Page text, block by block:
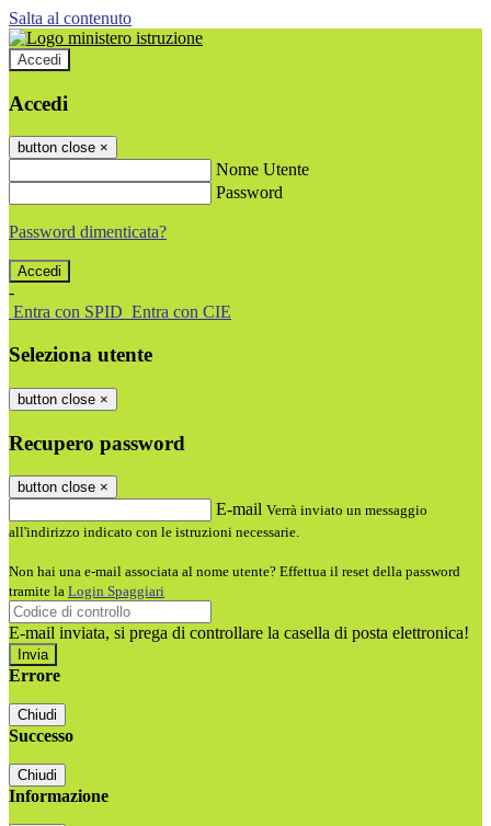
Salta al contenuto
Accedi
Accedi
button close ×
Nome Utente
Password
Password dimenticata?
-
Entra con SPID Entra con CIE
Seleziona utente
button close ×
Recupero password
button close ×
E-mail Verrà inviato un messaggio
all'indirizzo indicato con le istruzioni necessarie.
Non hai una e-mail associata al nome utente? Effettua il reset della password
tramite la Login Spaggiari
E-mail inviata, si prega di controllare la casella di posta elettronica!
Errore
Chiudi
Successo
Chiudi
Informazione